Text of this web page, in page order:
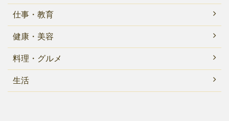
仕事・教育
健康・美容
料理・グルメ
生活